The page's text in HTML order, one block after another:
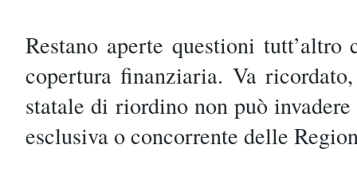
Restano aperte questioni
copertura finanziaria. Va
statale di riordino non può
esclusiva o concorrente delle